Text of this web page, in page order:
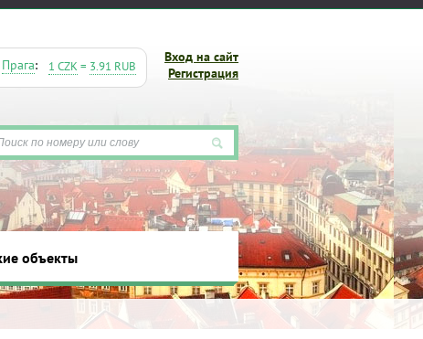
Вход на сайт
Регистрация
Прага: 1 CZK= 3.91 RUB
объекты